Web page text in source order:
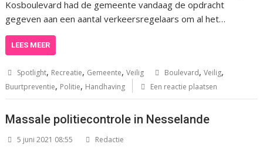
Kosboulevard had de gemeente vandaag de opdracht
gegeven aan een aantal verkeersregelaars om al het…
LEES MEER
Spotlight, Recreatie, Gemeente,Veilig Boulevard,Veilig,
Buurtpreventie, Politie, Handhaving Een reactie plaatsen
Massale politiecontrole in Nesselande
5 juni 2021 08:55 Redactie